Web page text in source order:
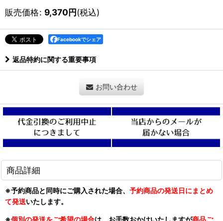
販売価格: 9,370円(税込)
Facebookでシェア
返品特約に関する重要事項
お問い合わせ
商品詳細
※予約商品と同時にご購入された場合、 予約商品の発送日にまとめ
て発送いたします。
※個別の発送をご希望の場合は、お手数おかけいたしますが商品ご